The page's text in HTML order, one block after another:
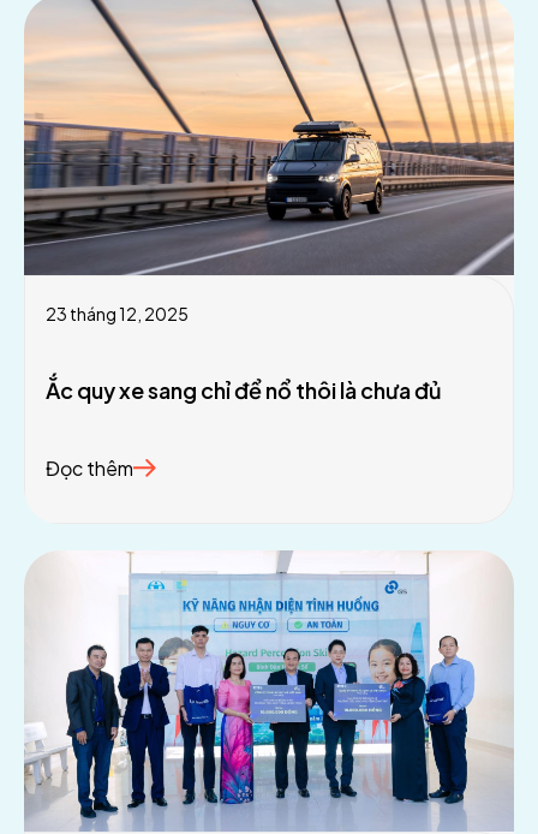
23 tháng 12, 2025
Ắc quy xe sang chỉ để nổ thôi là chưa đủ
Đọc thêm